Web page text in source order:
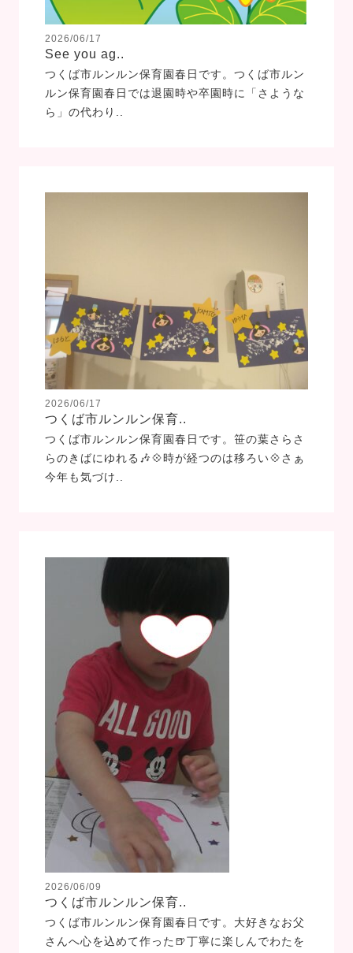
2026/06/17
See you ag..
つくば市ルンルン保育園春日です。つくば市ルン
ルン保育園春日では退園時や卒園時に「さような
ら」の代わり..
2026/06/17
つくば市ルンルン保育..
つくば市ルンルン保育園春日です。笹の葉さらさ
らのきばにゆれる🎶💠時が経つのは移ろい💠さぁ
今年も気づけ..
2026/06/09
つくば市ルンルン保育..
つくば市ルンルン保育園春日です。大好きなお父
さんへ心を込めて作った🍺丁寧に楽しんでわたを